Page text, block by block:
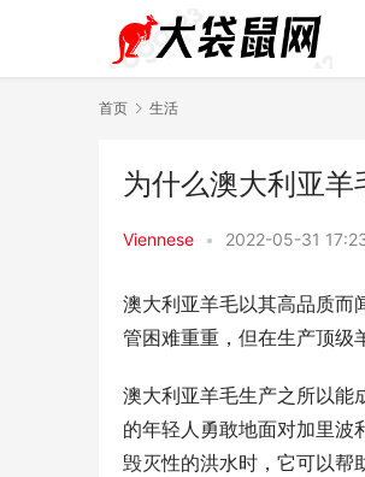
首页 生活
为什么澳大利亚羊
Viennese • 2022-05-31
澳大利亚羊毛以其高品质而
管困难重重，但在生产顶级
澳大利亚羊毛生产之所以能
的年轻人勇敢地面对加里波
毁灭性的洪水时，它可以帮